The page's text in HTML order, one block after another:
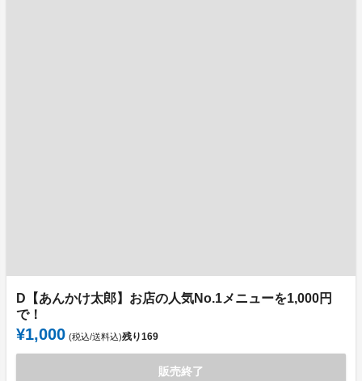
D【あんかけ太郎】お店の人気No.1メニューを1,000円
で！
¥1,000 (税込/送料込)残り169
販売終了